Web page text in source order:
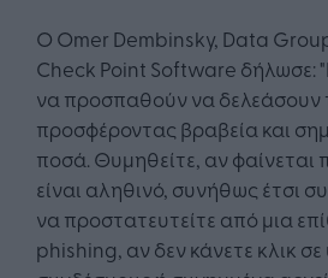
Ο Omer Dembinsky, Data
Check Point Software δήλωσε:
να προσπαθούν να δελεάσουν
προσφέροντας βραβεία και
ποσά. Θυμηθείτε, αν φαίνεται
είναι αληθινό, συνήθως έτσι
να προστατευτείτε από μια
phishing, αν δεν κάνετε κλικ